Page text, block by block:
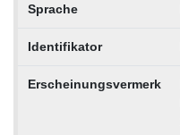
Sprache
Identifikator
Erscheinungsvermerk